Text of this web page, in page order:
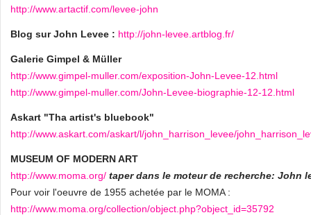
http://www.artactif.com/levee-john
Blog sur John Levee : http://john-levee.artblog.fr/
Galerie Gimpel & Müller
http://www.gimpel-muller.com/exposition-John-Levee-12.html
http://www.gimpel-muller.com/John-Levee-biographie-12-12.html
Askart "Tha artist's bluebook"
http://www.askart.com/askart/l/john_harrison_levee/
MUSEUM OF MODERN ART
http://www.moma.org/ taper dans le moteur de recherche: John
Pour voir l'oeuvre de 1955 achetée par le MOMA :
http://www.moma.org/collection/object.php?object_id=35792